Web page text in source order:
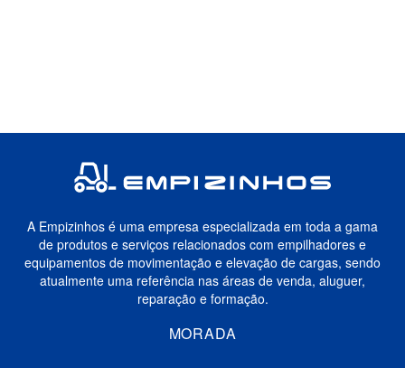
A Empizinhos é uma empresa especializada em toda a gama
de produtos e serviços relacionados com empilhadores e
equipamentos de movimentação e elevação de cargas, sendo
atualmente uma referência nas áreas de venda, aluguer,
reparação e formação.
MORADA